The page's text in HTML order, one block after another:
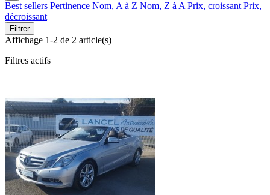
Best sellers Pertinence Nom, A à Z Nom, Z à A Prix, croissant Prix,
décroissant
Filtrer
Affichage 1-2 de 2 article(s)
Filtres actifs